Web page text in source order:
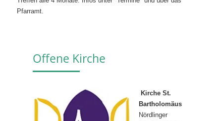
Pfarramt.
Offene Kirche
Kirche St.
Bartholomäus
Nördlinger